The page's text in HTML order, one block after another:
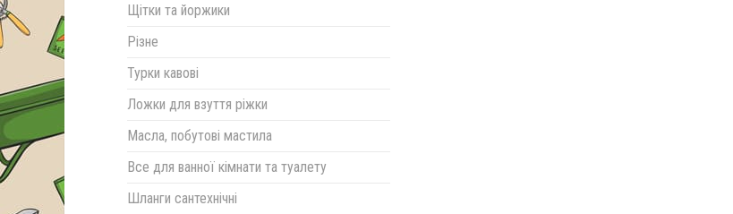
Щітки та йоржики
Різне
Турки кавові
Ложки для взуття ріжки
Масла, побутові мастила
Все для ванної кімнати та туалету
Шланги сантехнічні